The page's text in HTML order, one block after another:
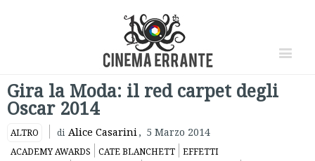
Gira la Moda: il red carpet degli
Oscar 2014
ALTRO di Alice Casarini, 5 Marzo 2014
ACADEMY AWARDS CATE BLANCHETT
EFFETTI